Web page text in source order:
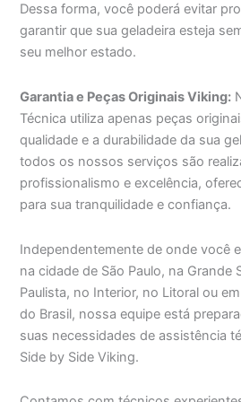
Dessa forma, você poderá evitar
garantir que sua geladeira esteja
seu melhor estado.
Garantia e Peças Originais Viking:
Técnica utiliza apenas peças
qualidade e a durabilidade da sua
todos os nossos serviços são
profissionalismo e excelência,
para sua tranquilidade e confiança.
Independentemente de onde você
na cidade de São Paulo, na Grande
Paulista, no Interior, no Litoral ou
do Brasil, nossa equipe está
suas necessidades de assistência
Side by Side Viking.